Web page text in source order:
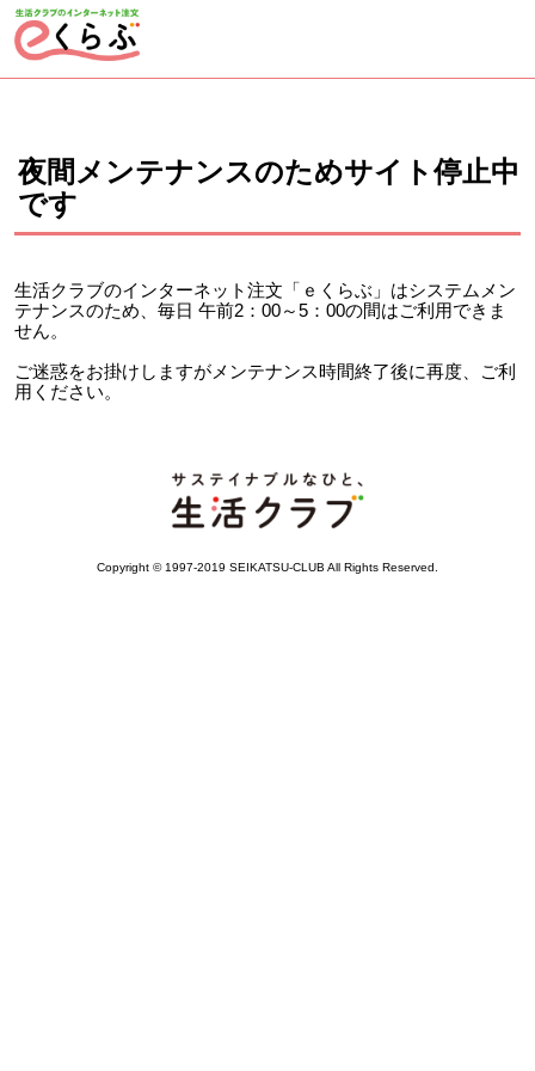
ページの先頭です。
夜間メンテナンスのためサイト停止中
です
生活クラブのインターネット注文「ｅくらぶ」はシステムメン
テナンスのため、毎日 午前2：00～5：00の間はご利用できま
せん。
ご迷惑をお掛けしますがメンテナンス時間終了後に再度、ご利
用ください。
Copyright © 1997-2019 SEIKATSU-CLUB All Rights Reserved.